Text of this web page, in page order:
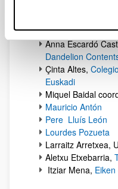
Anna Romero,
Health Translations
Anna Escardó
Dandelion
Çinta Altes,
Euskadi
Miquel Baidal
Mauricio Antón
Pere Lluís León
Lourdes Pozueta
Larraitz Arretxea,
Aletxu Etxebarria,
Itziar Mena,